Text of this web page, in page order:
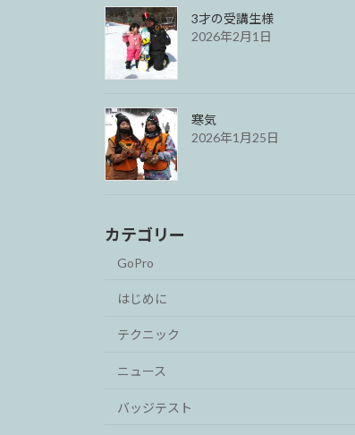
3才の受講生様
2026年2月1日
寒気
2026年1月25日
カテゴリー
GoPro
はじめに
テクニック
ニュース
バッジテスト